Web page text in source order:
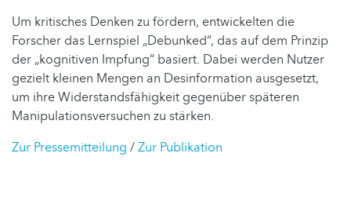
Um kritisches Denken zu fördern, entwickelten die
Forscher das Lernspiel „Debunked“, das auf dem Prinzip
der „kognitiven Impfung“ basiert. Dabei werden Nutzer
gezielt kleinen Mengen an Desinformation ausgesetzt,
um ihre Widerstandsfähigkeit gegenüber späteren
Manipulationsversuchen zu stärken.
Zur Pressemitteilung /Zur Publikation